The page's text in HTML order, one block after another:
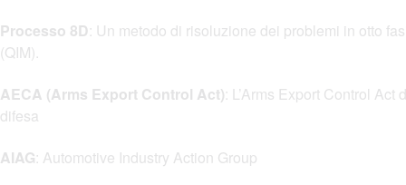
Processo 8D: Un metodo di risoluzione dei problemi in otto
(QIM).
AECA (Arms Export Control Act): L’Arms Export Control
difesa
AIAG: Automotive Industry Action Group